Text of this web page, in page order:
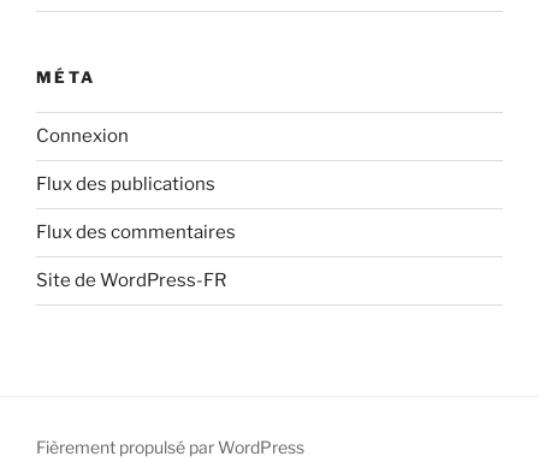
MÉTA
Connexion
Flux des publications
Flux des commentaires
Site de WordPress-FR
Fièrement propulsé par WordPress